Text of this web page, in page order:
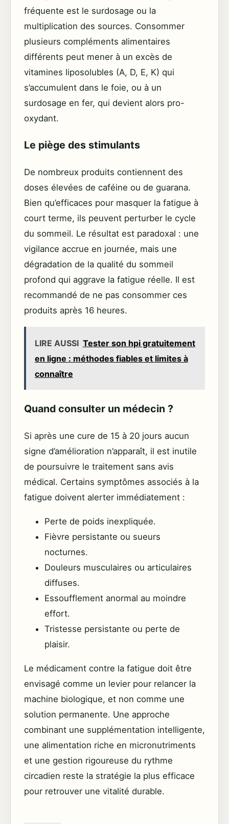
fréquente est le surdosage ou la
multiplication des sources. Consommer
plusieurs compléments alimentaires
différents peut mener à un excès de
vitamines liposolubles (A, D, E, K) qui
s’accumulent dans le foie, ou à un
surdosage en fer, qui devient alors pro-
oxydant.
Le piège des stimulants
De nombreux produits contiennent des
doses élevées de caféine ou de guarana.
Bien qu’efficaces pour masquer la fatigue à
court terme, ils peuvent perturber le cycle
du sommeil. Le résultat est paradoxal : une
vigilance accrue en journée, mais une
dégradation de la qualité du sommeil
profond qui aggrave la fatigue réelle. Il est
recommandé de ne pas consommer ces
produits après 16 heures.
LIRE AUSSI Tester son hpi gratuitement
en ligne : méthodes fiables et limites à
connaître
Quand consulter un médecin ?
Si après une cure de 15 à 20 jours aucun
signe d’amélioration n’apparaît, il est inutile
de poursuivre le traitement sans avis
médical. Certains symptômes associés à la
fatigue doivent alerter immédiatement :
Perte de poids inexpliquée.
Fièvre persistante ou sueurs
nocturnes.
Douleurs musculaires ou articulaires
diffuses.
Essoufflement anormal au moindre
effort.
Tristesse persistante ou perte de
plaisir.
Le médicament contre la fatigue doit être
envisagé comme un levier pour relancer la
machine biologique, et non comme une
solution permanente. Une approche
combinant une supplémentation intelligente,
une alimentation riche en micronutriments
et une gestion rigoureuse du rythme
circadien reste la stratégie la plus efficace
pour retrouver une vitalité durable.